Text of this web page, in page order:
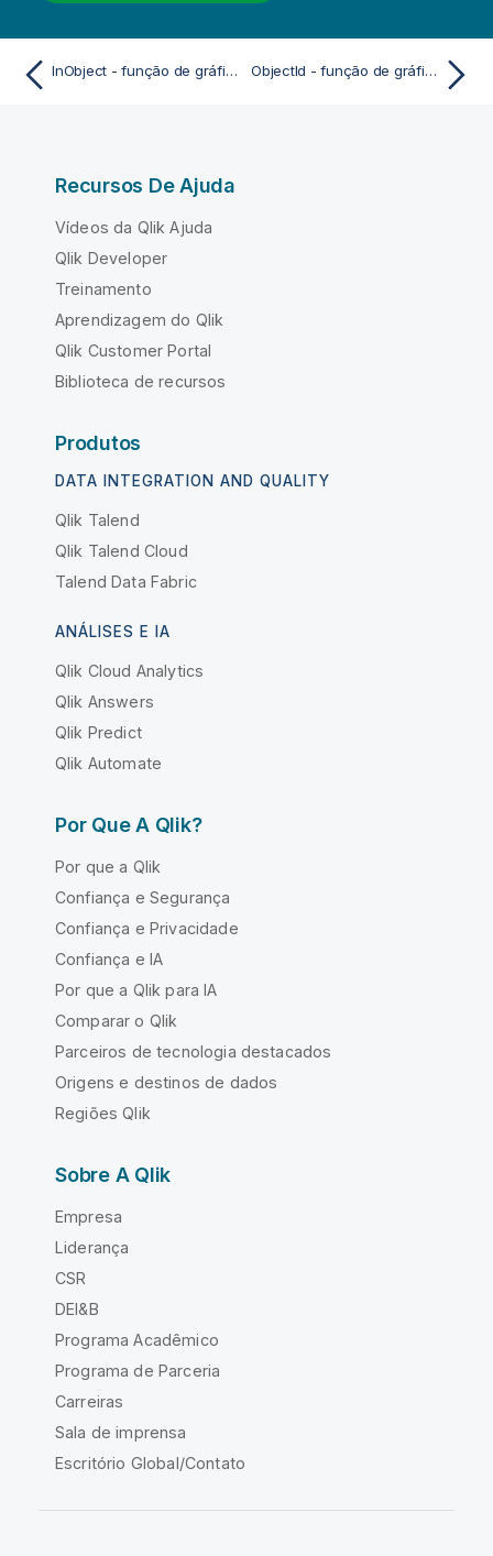
InObject - função de gráfico ObjectId - função de gráfico
Recursos De Ajuda
Vídeos da Qlik Ajuda
Qlik Developer
Treinamento
Aprendizagem do Qlik
Qlik Customer Portal
Biblioteca de recursos
Produtos
DATA INTEGRATION AND QUALITY
Qlik Talend
Qlik Talend Cloud
Talend Data Fabric
ANÁLISES E IA
Qlik Cloud Analytics
Qlik Answers
Qlik Predict
Qlik Automate
Por Que A Qlik?
Por que a Qlik
Confiança e Segurança
Confiança e Privacidade
Confiança e IA
Por que a Qlik para IA
Comparar o Qlik
Parceiros de tecnologia destacados
Origens e destinos de dados
Regiões Qlik
Sobre A Qlik
Empresa
Liderança
CSR
DEI&B
Programa Acadêmico
Programa de Parceria
Carreiras
Sala de imprensa
Escritório Global/Contato